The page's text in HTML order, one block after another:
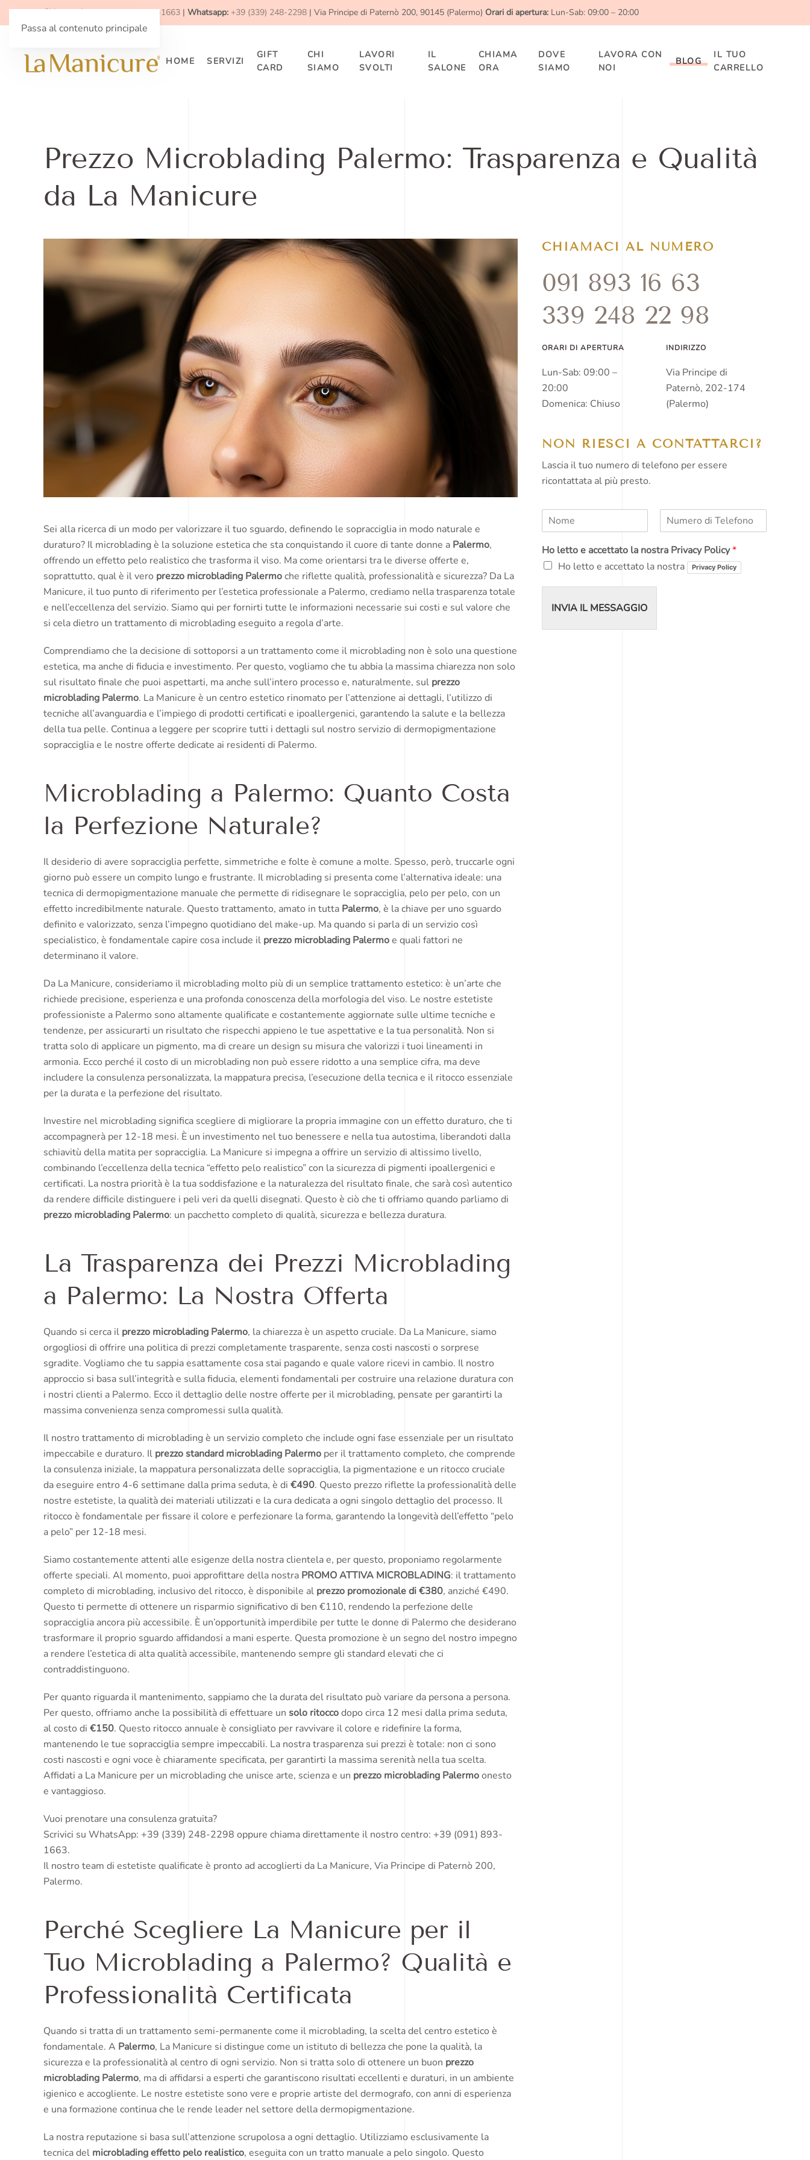
Passa al contenuto principale
Chiama adesso:+39 (091) 893-1663 | Whatsapp: +39 (339) 248-2298 | Via Principe di Paternò 200, 90145 (Palermo) Orari di apertura: Lun-Sab: 09:00 – 20:00
HOME SERVIZI
GIFT
CARD
CHI
SIAMO
LAVORI
SVOLTI
IL
SALONE
CHIAMA
ORA
DOVE
SIAMO
LAVORA CON
NOI
BLOG
IL TUO
CARRELLO
Prezzo Microblading Palermo: Trasparenza e Qualità
da La Manicure
Sei alla ricerca di un modo per valorizzare il tuo sguardo, definendo le sopracciglia in modo naturale e
duraturo? Il microblading è la soluzione estetica che sta conquistando il cuore di tante donne a Palermo,
offrendo un effetto pelo realistico che trasforma il viso. Ma come orientarsi tra le diverse offerte e,
soprattutto, qual è il vero prezzo microblading Palermoche riflette qualità, professionalità e sicurezza? Da La
Manicure, il tuo punto di riferimento per l’estetica professionale a Palermo, crediamo nella trasparenza totale
e nell’eccellenza del servizio. Siamo qui per fornirti tutte le informazioni necessarie sui costi e sul valore che
si cela dietro un trattamento di microblading eseguito a regola d’arte.
Comprendiamo che la decisione di sottoporsi a un trattamento come il microblading non è solo una questione
estetica, ma anche di fiducia e investimento. Per questo, vogliamo che tu abbia la massima chiarezza non solo
sul risultato finale che puoi aspettarti, ma anche sull’intero processo e, naturalmente, sul prezzo
microblading Palermo. La Manicure è un centro estetico rinomato per l’attenzione ai dettagli, l’utilizzo di
tecniche all’avanguardia e l’impiego di prodotti certificati e ipoallergenici, garantendo la salute e la bellezza
della tua pelle. Continua a leggere per scoprire tutti i dettagli sul nostro servizio di dermopigmentazione
sopracciglia e le nostre offerte dedicate ai residenti di Palermo.
Microblading a Palermo: Quanto Costa
la Perfezione Naturale?
Il desiderio di avere sopracciglia perfette, simmetriche e folte è comune a molte. Spesso, però, truccarle ogni
giorno può essere un compito lungo e frustrante. Il microblading si presenta come l’alternativa ideale: una
tecnica di dermopigmentazione manuale che permette di ridisegnare le sopracciglia, pelo per pelo, con un
effetto incredibilmente naturale. Questo trattamento, amato in tutta Palermo, è la chiave per uno sguardo
definito e valorizzato, senza l’impegno quotidiano del make-up. Ma quando si parla di un servizio così
specialistico, è fondamentale capire cosa include il prezzo microblading Palermoe quali fattori ne
determinano il valore.
Da La Manicure, consideriamo il microblading molto più di un semplice trattamento estetico: è un’arte che
richiede precisione, esperienza e una profonda conoscenza della morfologia del viso. Le nostre estetiste
professioniste a Palermo sono altamente qualificate e costantemente aggiornate sulle ultime tecniche e
tendenze, per assicurarti un risultato che rispecchi appieno le tue aspettative e la tua personalità. Non si
tratta solo di applicare un pigmento, ma di creare un design su misura che valorizzi i tuoi lineamenti in
armonia. Ecco perché il costo di un microblading non può essere ridotto a una semplice cifra, ma deve
includere la consulenza personalizzata, la mappatura precisa, l’esecuzione della tecnica e il ritocco essenziale
per la durata e la perfezione del risultato.
Investire nel microblading significa scegliere di migliorare la propria immagine con un effetto duraturo, che ti
accompagnerà per 12-18 mesi. È un investimento nel tuo benessere e nella tua autostima, liberandoti dalla
schiavitù della matita per sopracciglia. La Manicure si impegna a offrire un servizio di altissimo livello,
combinando l’eccellenza della tecnica “effetto pelo realistico” con la sicurezza di pigmenti ipoallergenici e
certificati. La nostra priorità è la tua soddisfazione e la naturalezza del risultato finale, che sarà così autentico
da rendere difficile distinguere i peli veri da quelli disegnati. Questo è ciò che ti offriamo quando parliamo di
prezzo microblading Palermo: un pacchetto completo di qualità, sicurezza e bellezza duratura.
La Trasparenza dei Prezzi Microblading
a Palermo: La Nostra Offerta
Quando si cerca il prezzo microblading Palermo, la chiarezza è un aspetto cruciale. Da La Manicure, siamo
orgogliosi di offrire una politica di prezzi completamente trasparente, senza costi nascosti o sorprese
sgradite. Vogliamo che tu sappia esattamente cosa stai pagando e quale valore ricevi in cambio. Il nostro
approccio si basa sull’integrità e sulla fiducia, elementi fondamentali per costruire una relazione duratura con
i nostri clienti a Palermo. Ecco il dettaglio delle nostre offerte per il microblading, pensate per garantirti la
massima convenienza senza compromessi sulla qualità.
Il nostro trattamento di microblading è un servizio completo che include ogni fase essenziale per un risultato
impeccabile e duraturo. Il prezzo standard microblading Palermo per il trattamento completo, che comprende
la consulenza iniziale, la mappatura personalizzata delle sopracciglia, la pigmentazione e un ritocco cruciale
da eseguire entro 4-6 settimane dalla prima seduta, è di €490. Questo prezzo riflette la professionalità delle
nostre estetiste, la qualità dei materiali utilizzati e la cura dedicata a ogni singolo dettaglio del processo. Il
ritocco è fondamentale per fissare il colore e perfezionare la forma, garantendo la longevità dell’effetto “pelo
a pelo” per 12-18 mesi.
Siamo costantemente attenti alle esigenze della nostra clientela e, per questo, proponiamo regolarmente
offerte speciali. Al momento, puoi approfittare della nostra PROMO ATTIVA MICROBLADING: il trattamento
completo di microblading, inclusivo del ritocco, è disponibile al prezzo promozionale di €380, anziché €490.
Questo ti permette di ottenere un risparmio significativo di ben €110, rendendo la perfezione delle
sopracciglia ancora più accessibile. È un’opportunità imperdibile per tutte le donne di Palermo che desiderano
trasformare il proprio sguardo affidandosi a mani esperte. Questa promozione è un segno del nostro impegno
a rendere l’estetica di alta qualità accessibile, mantenendo sempre gli standard elevati che ci
contraddistinguono.
Per quanto riguarda il mantenimento, sappiamo che la durata del risultato può variare da persona a persona.
Per questo, offriamo anche la possibilità di effettuare un solo ritoccodopo circa 12 mesi dalla prima seduta,
al costo di €150. Questo ritocco annuale è consigliato per ravvivare il colore e ridefinire la forma,
mantenendo le tue sopracciglia sempre impeccabili. La nostra trasparenza sui prezzi è totale: non ci sono
costi nascosti e ogni voce è chiaramente specificata, per garantirti la massima serenità nella tua scelta.
Affidati a La Manicure per un microblading che unisce arte, scienza e un prezzo microblading Palermoonesto
e vantaggioso.
Vuoi prenotare una consulenza gratuita?
Scrivici su WhatsApp: +39 (339) 248-2298 oppure chiama direttamente il nostro centro: +39 (091) 893-
1663.
Il nostro team di estetiste qualificate è pronto ad accoglierti da La Manicure, Via Principe di Paternò 200,
Palermo.
Perché Scegliere La Manicure per il
Tuo Microblading a Palermo? Qualità e
Professionalità Certificata
Quando si tratta di un trattamento semi-permanente come il microblading, la scelta del centro estetico è
fondamentale. A Palermo, La Manicure si distingue come un istituto di bellezza che pone la qualità, la
sicurezza e la professionalità al centro di ogni servizio. Non si tratta solo di ottenere un buon prezzo
microblading Palermo, ma di affidarsi a esperti che garantiscono risultati eccellenti e duraturi, in un ambiente
igienico e accogliente. Le nostre estetiste sono vere e proprie artiste del dermografo, con anni di esperienza
e una formazione continua che le rende leader nel settore della dermopigmentazione.
La nostra reputazione si basa sull’attenzione scrupolosa a ogni dettaglio. Utilizziamo esclusivamente la
tecnica del microblading effetto pelo realistico, eseguita con un tratto manuale a pelo singolo. Questo
CHIAMACI AL NUMERO
091 893 16 63
339 248 22 98
ORARI DI APERTURA
Lun-Sab: 09:00 –
20:00
Domenica: Chiuso
INDIRIZZO
Via Principe di
Paternò, 202-174
(Palermo)
NON RIESCI A CONTATTARCI?
Lascia il tuo numero di telefono per essere
ricontattata al più presto.
e
*
e
r
Ho letto e accettato la nostra Privacy Policy*
Ho letto e accettato la nostra
Privacy Policy
INVIA IL MESSAGGIO